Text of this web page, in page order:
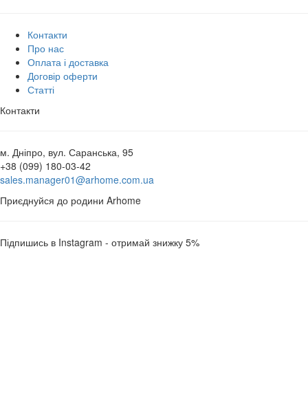
Контакти
Про нас
Оплата і доставка
Договір оферти
Статті
Контакти
м. Дніпро, вул. Саранська, 95
+38 (099) 180-03-42
sales.manager01@arhome.com.ua
Приєднуйся до родини Arhome
Підпишись в Instagram - отримай знижку 5%